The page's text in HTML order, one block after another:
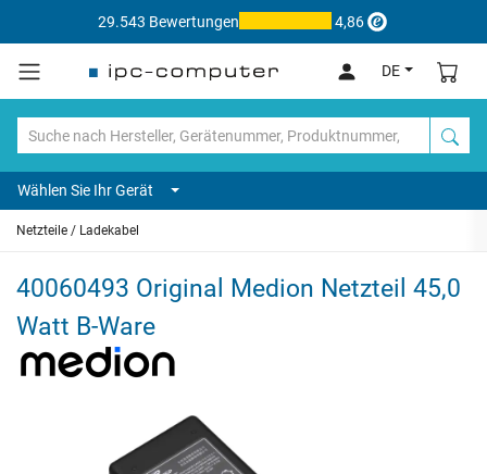
29.543 Bewertungen 4,86
DE
Wählen Sie Ihr Gerät
Netzteile / Ladekabel
40060493 Original Medion Netzteil 45,0
Watt B-Ware